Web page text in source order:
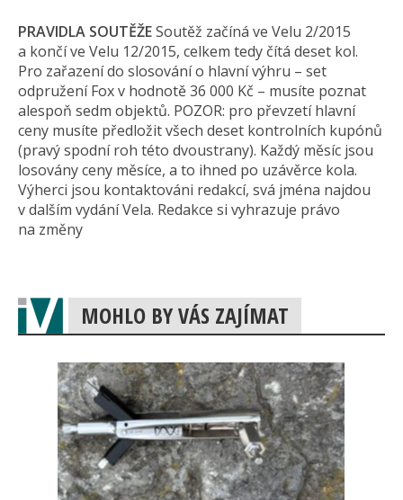
PRAVIDLA SOUTĚŽESoutěž začíná ve Velu 2/2015
a končí ve Velu 12/2015, celkem tedy čítá deset kol.
Pro zařazení do slosování o hlavní výhru – set
odpružení Fox v hodnotě 36 000 Kč – musíte poznat
alespoň sedm objektů. POZOR: pro převzetí hlavní
ceny musíte předložit všech deset kontrolních kupónů
(pravý spodní roh této dvoustrany). Každý měsíc jsou
losovány ceny měsíce, a to ihned po uzávěrce kola.
Výherci jsou kontaktováni redakcí, svá jména najdou
v dalším vydání Vela. Redakce si vyhrazuje právo
na změny
MOHLO BY VÁS ZAJÍMAT